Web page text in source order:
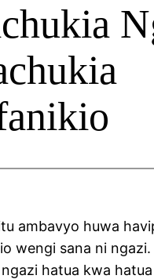
ambavyo huwa
wengi sana ni ngazi.
hatua kwa